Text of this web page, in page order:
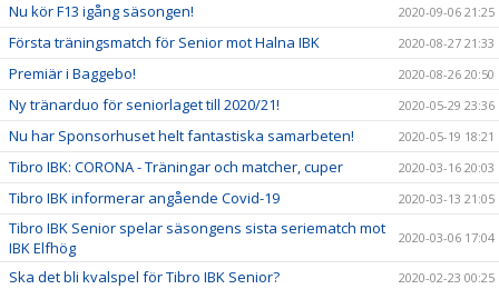
Nu kör F13 igång säsongen! 2020-09-06 21:25
Första träningsmatch för Senior mot Halna IBK 2020-08-27 21:33
Premiär i Baggebo! 2020-08-26 20:50
Ny tränarduo för seniorlaget till 2020/21! 2020-05-29 23:36
Nu har Sponsorhuset helt fantastiska samarbeten! 2020-05-19 18:21
Tibro IBK: CORONA - Träningar och matcher, cuper 2020-03-16 20:03
Tibro IBK informerar angående Covid-19 2020-03-13 21:05
Tibro IBK Senior spelar säsongens sista seriematch mot
IBK Elfhög
2020-03-06 17:04
Ska det bli kvalspel för Tibro IBK Senior? 2020-02-23 00:25